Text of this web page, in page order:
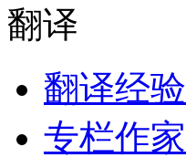
翻译
翻译经验
专栏作家